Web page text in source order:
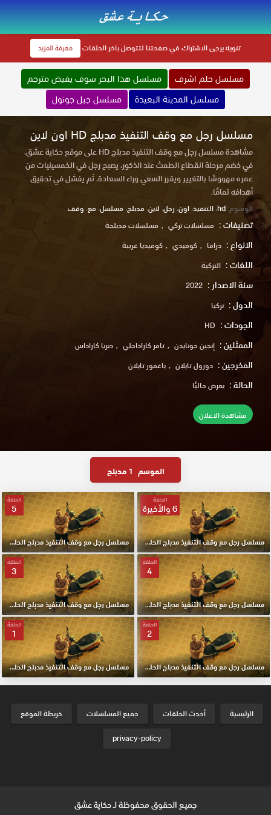
تنويهيرجى الاشتراك في صفحتنا لتتوصل باخر الحلقات معرفة المزيد
مسلسل حلم اشرف
مسلسل هذا البحر سوف يفيض مترجم
مسلسل المدينة البعيدة
مسلسل جبل جونول
مسلسل رجل مع وقف التنفيذ مدبلج HD اون لاين
مشاهدة مسلسل رجل مع وقف التنفيذ مدبلج HD على موقع حكاية عشق.
في خضم مرحلة انقطاع الطمث عند الذكور، يصبح رجل في الخمسينيات من
عمره مهووسًا بالتغيير ويقرر السعي وراء السعادة. ثم يفشل في تحقيق
أهدافه تمامًا.
الوسوم:hd،التنفيذ،اون،رجل،لاين،مدبلج،مسلسل،مع،وقف
تصنيفات : مسلسلات تركي مسلسلات مدبلجة
الانواع : دراما كوميدي كوميديا ​​غريبة
اللغات : التركية
سنة الاصدار : 2022
الدول : تركيا
الجودات : HD
الممثلين : إنجين جونايدن تامر كاراداجلي ديريا كاراداس
المخرجين : دورول تايلان ياغمور تايلان
الحالة : يعرض حاليًا
مشاهدة الاعلان
الموسم 1 مدبلج
الحلقة
6 والأخيرة
مسلسل رجل مع وقف التنفيذ مدبلج الحلقة 6 والأخيرة HD
الحلقة
5
مسلسل رجل مع وقف التنفيذ مدبلج الحلقة 5 HD
الحلقة
4
مسلسل رجل مع وقف التنفيذ مدبلج الحلقة 4 HD
الحلقة
3
مسلسل رجل مع وقف التنفيذ مدبلج الحلقة 3 HD
الحلقة
2
مسلسل رجل مع وقف التنفيذ مدبلج الحلقة 2 HD
الحلقة
1
مسلسل رجل مع وقف التنفيذ مدبلج الحلقة الاولي 1 HD
الرئيسية أحدث الحلقات جميع المسلسلات
خريطة الموقع
privacy-policy
جميع الحقوق محفوظة لـحكاية عشق